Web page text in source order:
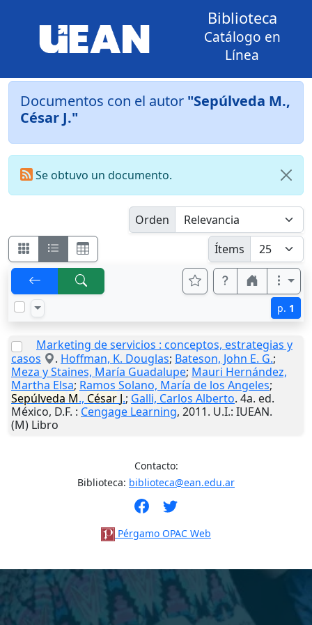
Biblioteca
Catálogo en
Línea
Documentos con el autor "Sepúlveda M.,
César J."
Se obtuvo un documento.
Orden
Ítems
p. 1
Marketing de servicios : conceptos, estrategias y
casos
. Hoffman, K. Douglas; Bateson, John E. G.;
Meza y Staines, María Guadalupe; Mauri Hernández,
Martha Elsa; Ramos Solano, María de los Angeles;
Sepúlveda M., César J.; Galli, Carlos Alberto. 4a. ed.
México, D.F. : Cengage Learning, 2011. U.I.: IUEAN.
(M) Libro
Contacto:
Biblioteca: biblioteca@ean.edu.ar
Pérgamo OPAC Web